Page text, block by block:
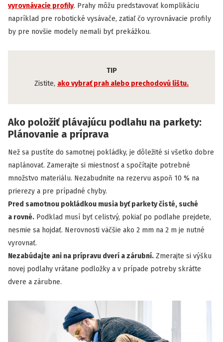
vyrovnávacie profily. Prahy môžu predstavovať komplikáciu
napríklad pre robotické vysávače, zatiaľ čo vyrovnávacie profily
by pre novšie modely nemali byť prekážkou.
TIP
Zistite, ako vybrať prah alebo prechodovú lištu.
Ako položiť plávajúcu podlahu na parkety:
Plánovanie a príprava
Než sa pustíte do samotnej pokládky, je dôležité si všetko dobre
naplánovať. Zamerajte si miestnosť a spočítajte potrebné
množstvo materiálu. Nezabudnite na rezervu aspoň 10 % na
prierezy a pre prípadné chyby.
Pred samotnou pokládkou musia byť parkety čisté, suché
a rovné. Podklad musí byť celistvý, pokiaľ po podlahe prejdete,
nesmie sa hojdať. Nerovnosti väčšie ako 2 mm na 2 m je nutné
vyrovnať.
Nezabúdajte ani na prípravu dverí a zárubní. Zmerajte si výšku
novej podlahy vrátane podložky a v prípade potreby skráťte
dvere a zárubne.